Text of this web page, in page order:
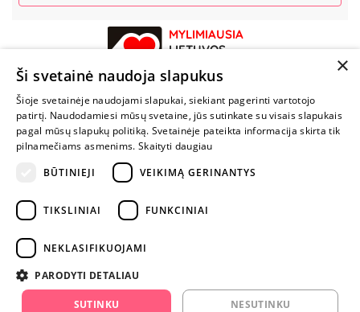
MYLIMIAUSIA
LIETUVOS
PARDUOTUVĖ
NENUSTOK
ŽAISTI
+370 600 84088
info@fantazijos.lt
P. Lukšio g. 2, Vilnius ("Sigma" teritorija)
facebook.com/Fantazijos.lt
instagram.com/fantazijos.lt
×
Ši svetainė naudoja slapukus
Šioje svetainėje naudojami slapukai, siekiant pagerinti vartotojo
patirtį. Naudodamiesi mūsų svetaine, jūs sutinkate su visais slapukais
pagal mūsų slapukų politiką. Svetainėje pateikta informacija skirta tik
pilnamečiams asmenims. Skaityti daugiau
BŪTINIEJI
VEIKIMĄ GERINANTYS
TIKSLINIAI FUNKCINIAI
NEKLASIFIKUOJAMI
PARODYTI DETALIAU
SUTINKU NESUTINKU